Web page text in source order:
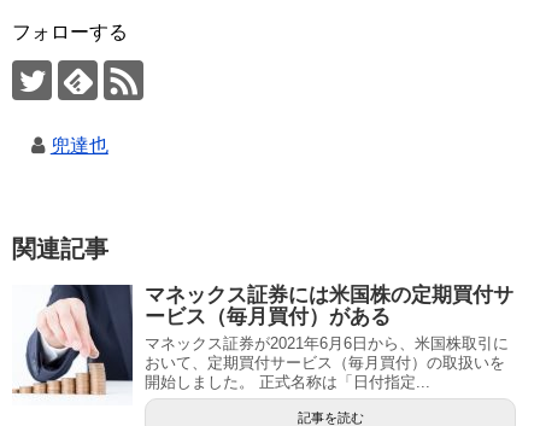
フォローする
兜達也
関連記事
マネックス証券には米国株の定期買付サ
ービス（毎月買付）がある
マネックス証券が2021年6月6日から、米国株取引に
おいて、定期買付サービス（毎月買付）の取扱いを
開始しました。 正式名称は「日付指定...
記事を読む